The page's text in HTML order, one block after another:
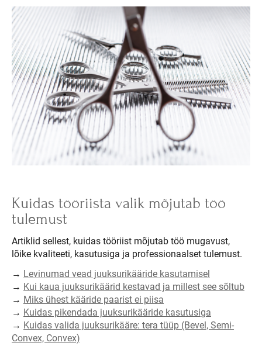
Kuidas tööriista valik mõjutab töö
tulemust
Artiklid sellest, kuidas tööriist mõjutab töö mugavust,
lõike kvaliteeti, kasutusiga ja professionaalset tulemust.
→ Levinumad vead juuksurikääride kasutamisel
→ Kui kaua juuksurikäärid kestavad ja millest see sõltub
→ Miks ühest kääride paarist ei piisa
→ Kuidas pikendada juuksurikääride kasutusiga
→ Kuidas valida juuksurikääre: tera tüüp (Bevel, Semi-
Convex, Convex)